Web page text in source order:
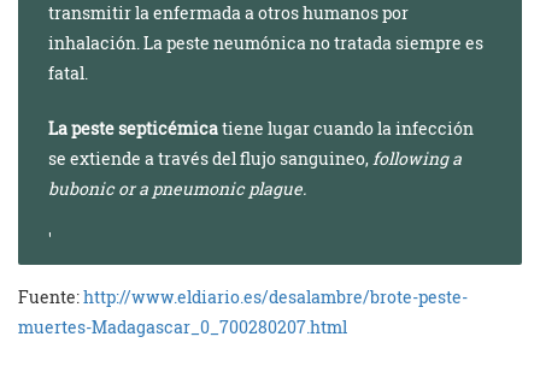
transmitir la enfermada a otros humanos por
inhalación. La peste neumónica no tratada siempre es
fatal.
La peste septicémicatiene lugar cuando la infección
se extiende a través del flujo sanguineo,following a
bubonic or a pneumonic plague.
Fuente:http://www.eldiario.es/desalambre/brote-peste-
muertes-Madagascar_0_700280207.html